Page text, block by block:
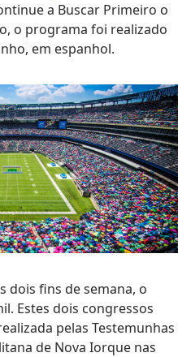
a Buscar Primeiro o
o programa foi realizado
em espanhol.
dois fins de semana, o
Estes dois congressos
pelas Testemunhas
de Nova Iorque nas